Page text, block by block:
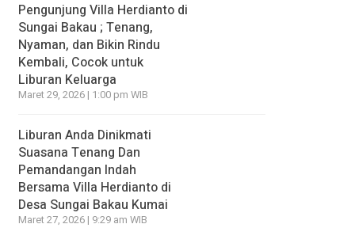
Pengunjung Villa Herdianto di
Sungai Bakau ; Tenang,
Nyaman, dan Bikin Rindu
Kembali, Cocok untuk
Liburan Keluarga
Maret 29, 2026 | 1:00 pm WIB
Liburan Anda Dinikmati
Suasana Tenang Dan
Pemandangan Indah
Bersama Villa Herdianto di
Desa Sungai Bakau Kumai
Maret 27, 2026 | 9:29 am WIB